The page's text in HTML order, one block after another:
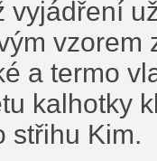
vyjádření
vzorem
a termo
kalhotky
střihu Kim.